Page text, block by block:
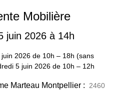
Mobilière
juin 2026 à 14h
2026de 10h – 18h (sans
5 juin 2026 de 10h – 12h
Marteau Montpellier :
2460